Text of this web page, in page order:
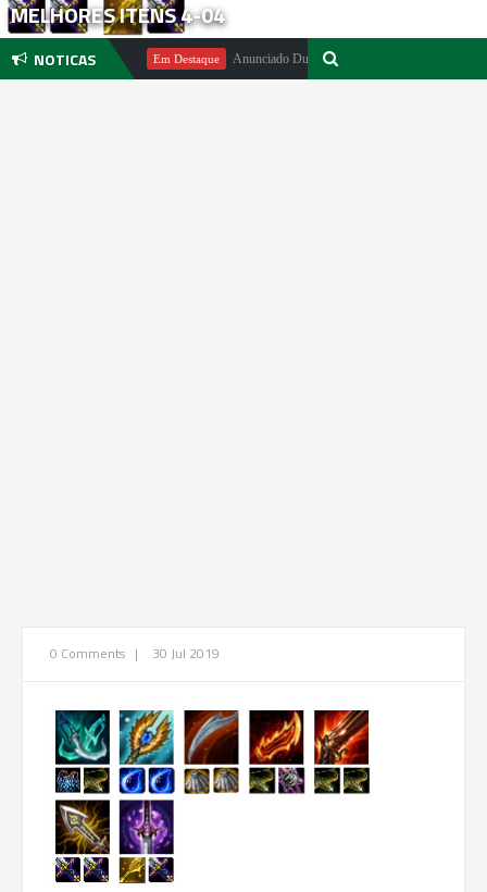
MELHORES ITENS 4-04
NOTICAS
Pachter Em Destaque Anunciado DualSense The Last of Us Limited
0 Comments | 30 Jul 2019